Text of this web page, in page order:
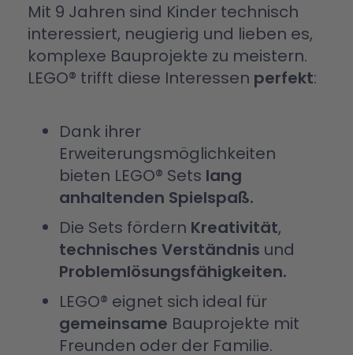
Mit 9 Jahren sind Kinder technisch
interessiert, neugierig und lieben es,
komplexe Bauprojekte zu meistern.
LEGO® trifft diese Interessen perfekt:
Dank ihrer
Erweiterungsmöglichkeiten
bieten LEGO® Sets lang
anhaltenden Spielspaß.
Die Sets fördern Kreativität,
technisches Verständnis und
Problemlösungsfähigkeiten.
LEGO® eignet sich ideal für
gemeinsame Bauprojekte mit
Freunden oder der Familie.